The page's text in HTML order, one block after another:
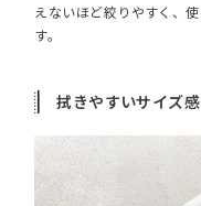
えないほど絞りやすく、
す。
拭きやすいサイズ感